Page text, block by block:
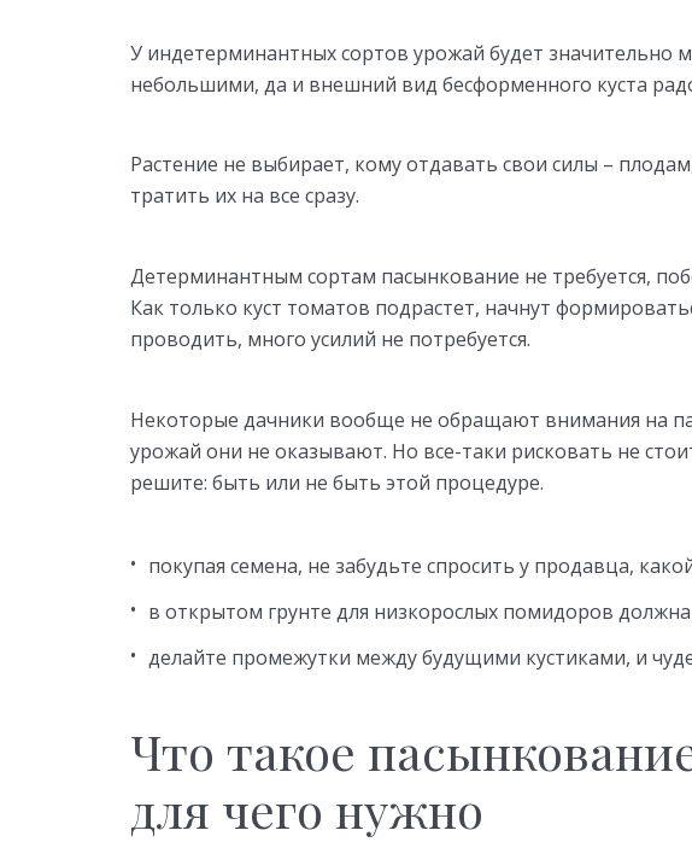
У индетерминантных сортов урожай будет значительно
небольшими, да и внешний вид бесформенного куста
Растение не выбирает, кому отдавать свои силы –
тратить их на все сразу.
Детерминантным сортам пасынкование не требуется,
Как только куст томатов подрастет, начнут
проводить, много усилий не потребуется.
Некоторые дачники вообще не обращают внимания на
урожай они не оказывают. Но все-таки рисковать не
решите: быть или не быть этой процедуре.
покупая семена, не забудьте спросить у продавца,
в открытом грунте для низкорослых помидоров должна
делайте промежутки между будущими кустиками, и
Что такое
для чего нужно